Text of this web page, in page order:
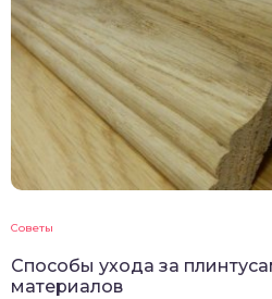
Советы
Способы ухода за
материалов